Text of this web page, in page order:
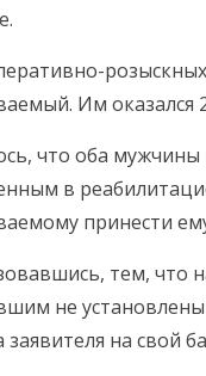
Им оказался
что оба мужчины
в
принести
тем, что
не
заявителя на свой